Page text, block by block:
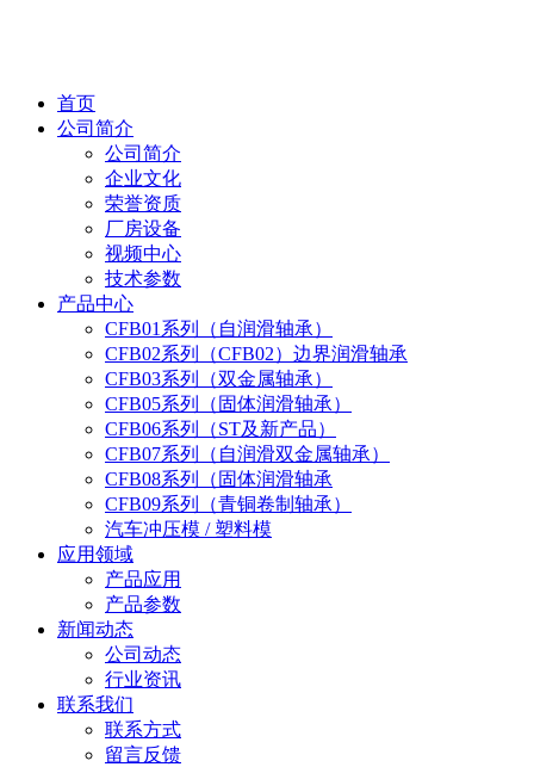
首页
公司简介
公司简介
企业文化
荣誉资质
厂房设备
视频中心
技术参数
产品中心
CFB01系列（自润滑轴承）
CFB02系列（CFB02）边界润滑轴承
CFB03系列（双金属轴承）
CFB05系列（固体润滑轴承）
CFB06系列（ST及新产品）
CFB07系列（自润滑双金属轴承）
CFB08系列（固体润滑轴承
CFB09系列（青铜卷制轴承）
汽车冲压模 / 塑料模
应用领域
产品应用
产品参数
新闻动态
公司动态
行业资讯
联系我们
联系方式
留言反馈